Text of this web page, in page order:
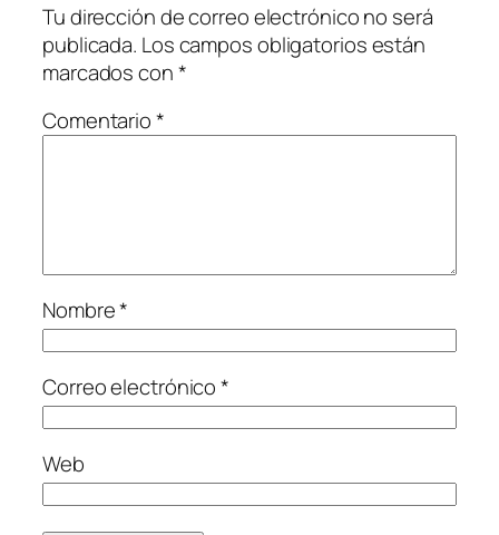
Tu dirección de correo electrónico no será
publicada. Los campos obligatorios están
marcados con*
Comentario*
Nombre*
Correo electrónico*
Web